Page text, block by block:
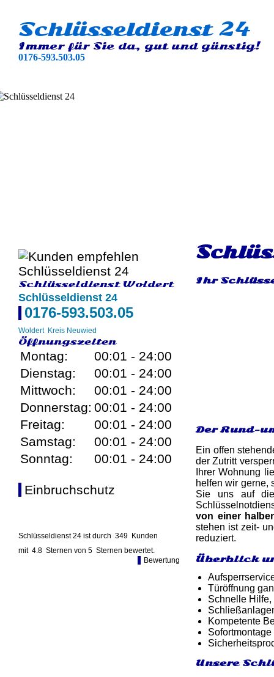
Schlüsseldienst 24
Immer für Sie da, gut und günstig!
0176-593.503.05
Schlüsseldienst Woldert
Schlüsseldienst 24
0176-593.503.05
Woldert Kreis Neuwied
Öffnungszeiten
Montag:
00:01 - 24:00
Dienstag:
00:01 - 24:00
Mittwoch:
00:01 - 24:00
Donnerstag: 00:01 - 24:00
Freitag:
00:01 - 24:00
Samstag:
00:01 - 24:00
Sonntag:
00:01 - 24:00
Einbruchschutz
Schlüsseldienst 24 ist durch 349 Kunden
mit 4.8 Sternen von 5 Sternen bewertet.
Bewertung
Ihr
Der Rund-
Ein offen
der Zutritt
Ihrer Wohnung
helfen wir gerne,
Sie uns auf
von einer
stehen ist zeit-
reduziert.
Überblick
Türöffnung
Schnelle Hilfe,
Kompetente
Unsere